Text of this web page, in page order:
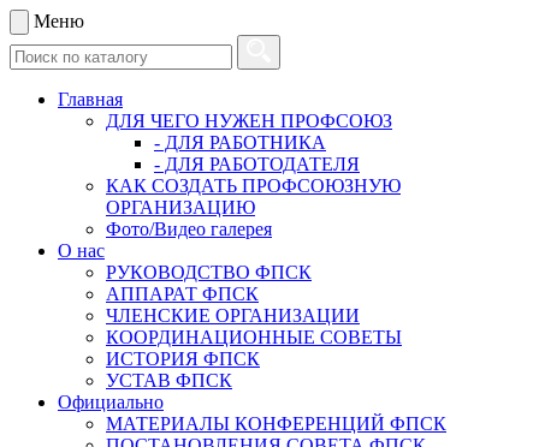
Меню
Главная
ДЛЯ ЧЕГО НУЖЕН ПРОФСОЮЗ
- ДЛЯ РАБОТНИКА
- ДЛЯ РАБОТОДАТЕЛЯ
КАК СОЗДАТЬ ПРОФСОЮЗНУЮ
ОРГАНИЗАЦИЮ
Фото/Видео галерея
О нас
РУКОВОДСТВО ФПСК
АППАРАТ ФПСК
ЧЛЕНСКИЕ ОРГАНИЗАЦИИ
КООРДИНАЦИОННЫЕ СОВЕТЫ
ИСТОРИЯ ФПСК
УСТАВ ФПСК
Официально
МАТЕРИАЛЫ КОНФЕРЕНЦИЙ ФПСК